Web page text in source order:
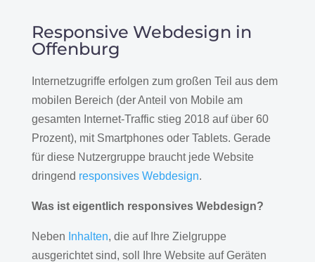
Responsive Webdesign in
Offenburg
Internetzugriffe erfolgen zum großen Teil aus dem
mobilen Bereich (der Anteil von Mobile am
gesamten Internet-Traffic stieg 2018 auf über 60
Prozent), mit Smartphones oder Tablets. Gerade
für diese Nutzergruppe braucht jede Website
dringend responsives Webdesign.
Was ist eigentlich responsives Webdesign?
Neben Inhalten, die auf Ihre Zielgruppe
ausgerichtet sind, soll Ihre Website auf Geräten